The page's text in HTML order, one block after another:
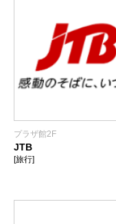
プラザ館2F
JTB
[旅行]